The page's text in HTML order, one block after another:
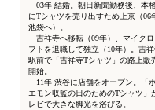
03年 結婚。朝日新聞勤務後、本
にTシャツを売り出すため上京（06
池袋へ）。
吉祥寺へ移転（09年）、マイクロ
フトを退職して独立（10年）。吉
駅前で「吉祥寺Tシャツ」の路上販
開始。
11年 渋谷に店舗をオープン。「
エモン収監の日のためのTシャツ」
レビで大きな脚光を浴びる。